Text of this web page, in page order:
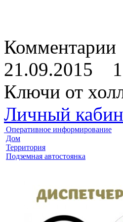
Комментарии
21.09.2015
Ключи от
Личный
Оперативное информирование
Дом
Территория
Подземная автостоянка